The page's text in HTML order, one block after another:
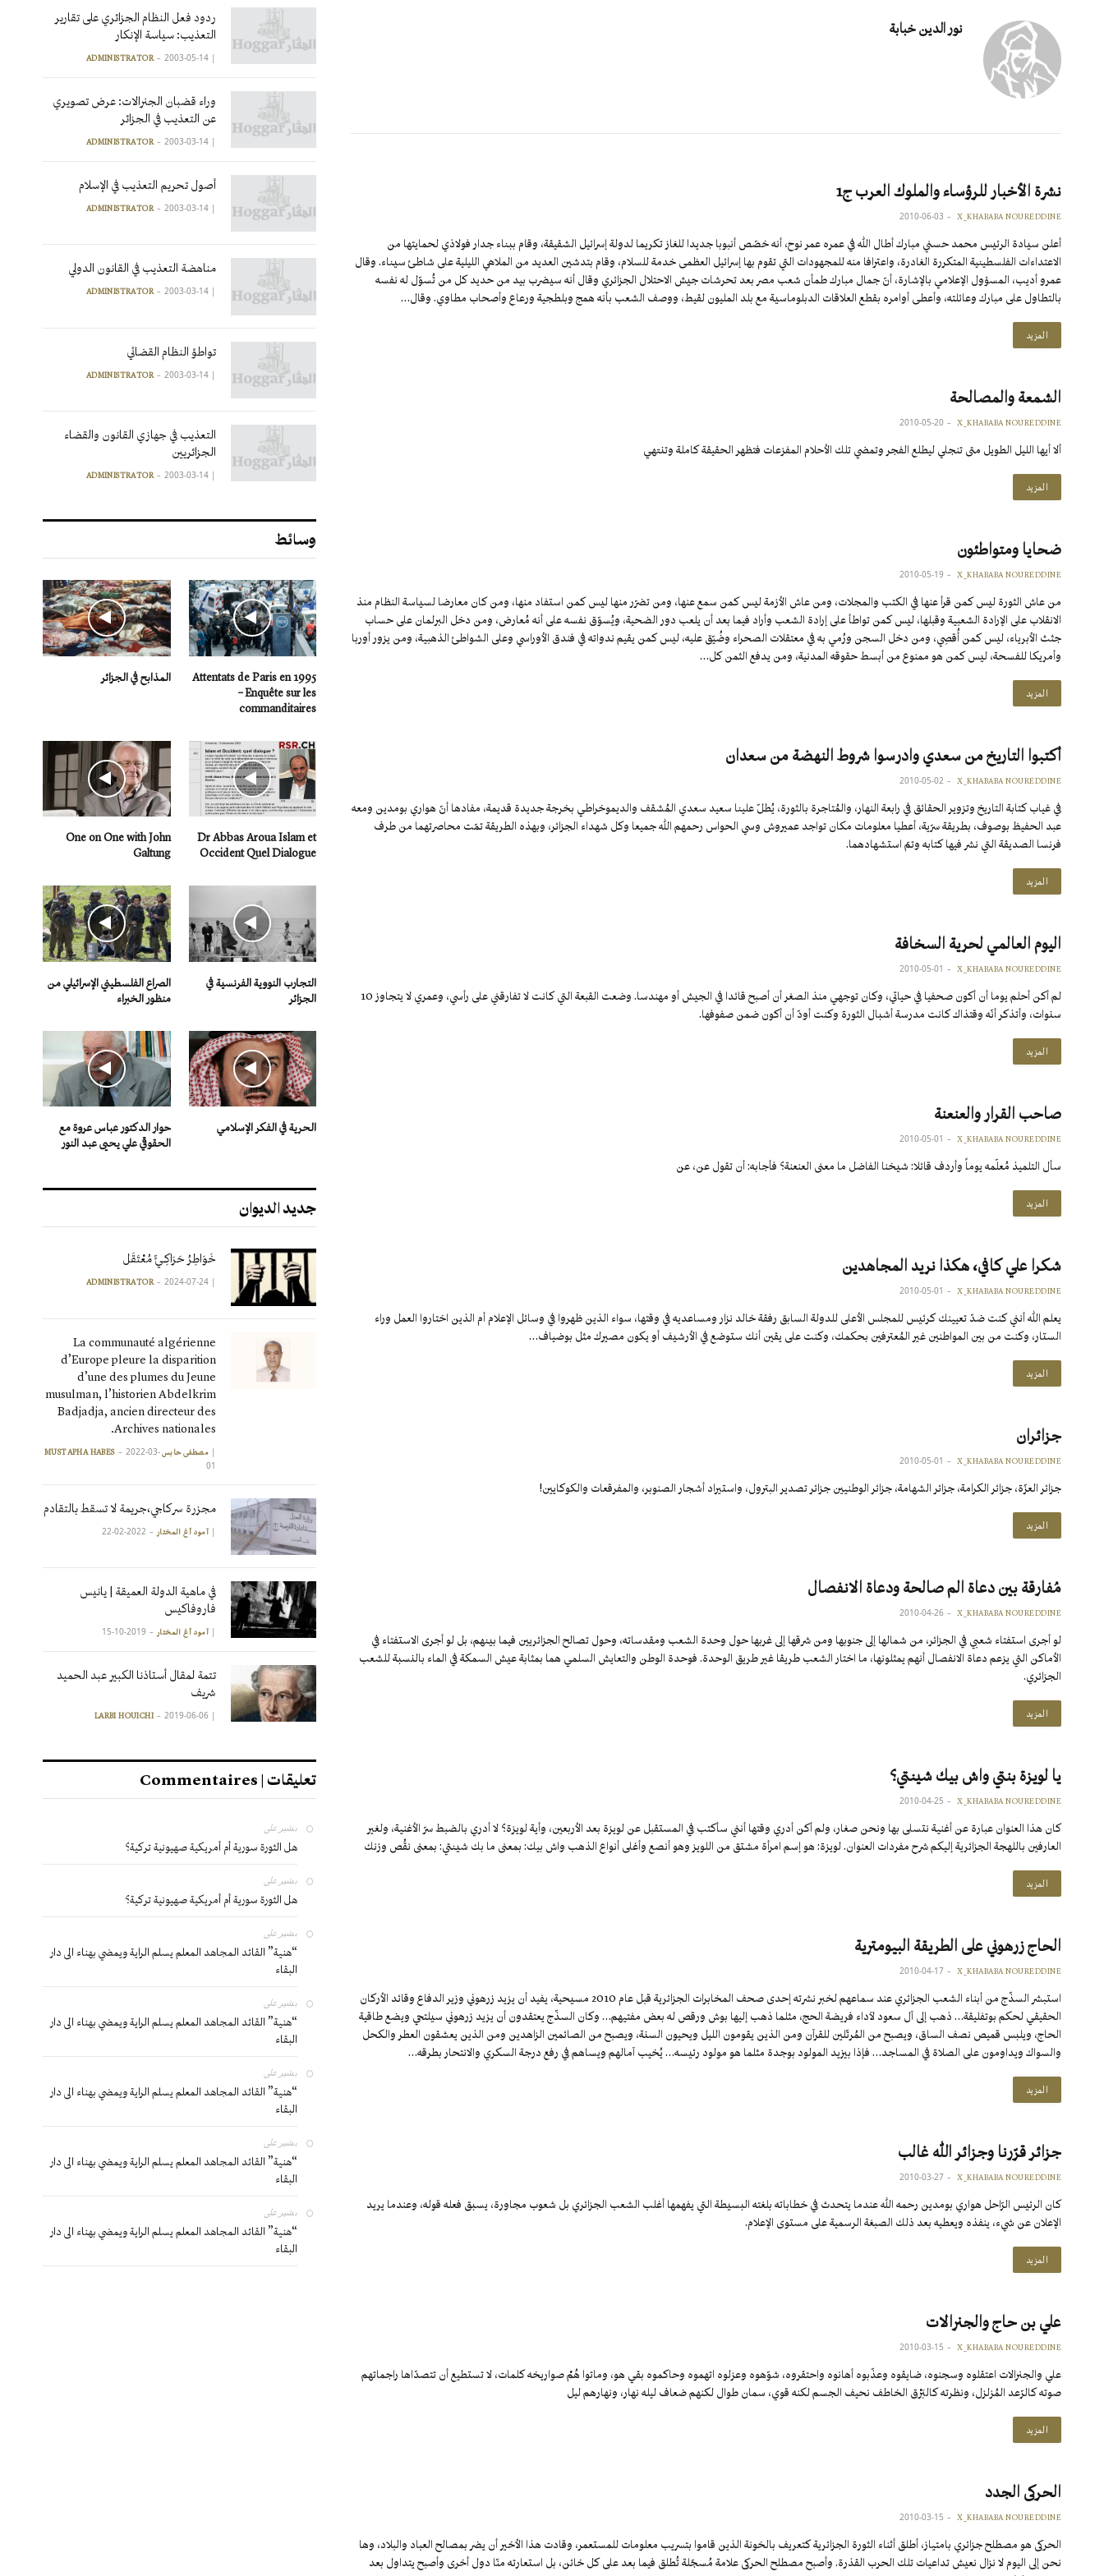
نور الدين خبابة
نشرة الأخبار للرؤساء والملوك العرب ج1
X_KHABABA NOUREDDINE
2010-06-03
أعلن سيادة الرئيس محمد حسني مبارك أطال الله في عمره عمر نوح، أنه خصّص أنبوبا جديدا للغاز تكريما لدولة إسرائيل الشقيقة، وقام ببناء جدار فولاذي لحمايتها من
الاعتداءات الفلسطينية المتكررة الغادرة، واعترافا منه للمجهودات التي تقوم بها إسرائيل العظمى خدمة للسلام، وقام بتدشين العديد من الملاهي الليلية على شاطئ سيناء. وقال
عمرو أديب، المسؤول الإعلامي بالإشارة، أنّ جمال مبارك طمأن شعب مصر بعد تحرشات جيش الاحتلال الجزائري وقال أنه سيضرب بيد من حديد كل من تُسوّل له نفسه
بالتطاول على مبارك وعائلته، وأعطى أوامره بقطع العلاقات الدبلوماسية مع بلد المليون لقيط، ووصف الشعب بأنه همج وبلطجية ورعاع وأصحاب مطاوي. وقال…
المزيد
الشمعة والمصالحة
X_KHABABA NOUREDDINE
2010-05-20
ألا أيها الليل الطويل متى تنجلي ليطلع الفجر وتمضي تلك الأحلام المفزعات فتظهر الحقيقة كاملة وتنتهي
المزيد
ضحايا ومتواطئون
X_KHABABA NOUREDDINE
2010-05-19
من عاش الثورة ليس كمن قرأ عنها في الكتب والمجلات، ومن عاش الأزمة ليس كمن سمع عنها، ومن تضرّر منها ليس كمن استفاد منها، ومن كان معارضا لسياسة النظام منذ
الانقلاب على الإرادة الشعبية وقبلها، ليس كمن تواطأ على إرادة الشعب وأراد فيما بعد أن يلعب دور الضحية، ويُسوّق نفسه على أنه مُعارض، ومن دخل البرلمان على حساب
جثث الأبرياء، ليس كمن أُقصِي، ومن دخل السجن ورُمي به في معتقلات الصحراء وضُيّق عليه، ليس كمن يقيم ندواته في فندق الأوراسي وعلى الشواطئ الذهبية، ومن يزور أوربا
وأمريكا للفسحة، ليس كمن هو ممنوع من أبسط حقوقه المدنية، ومن يدفع الثمن كل…
المزيد
أكتبوا التاريخ من سعدي وادرسوا شروط النهضة من سعدان
X_KHABABA NOUREDDINE
2010-05-02
في غياب كتابة التاريخ وتزوير الحقائق في رابعة النهار، والمُتاجرة بالثورة، يُطلّ علينا سعيد سعدي المُشقف والديموخراطي بخرجة جديدة قديمة، مفادها أنّ هواري بومدين ومعه
عبد الحفيظ بوصوف، بطريقة سرّية، أعطيا معلومات مكان تواجد عميروش وسي الحواس رحمهم الله جميعا وكل شهداء الجزائر، وبهذه الطريقة تمّت محاصرتهما من طرف
فرنسا الصديقة التي نشر فيها كتابه وتمّ استشهادهما.
المزيد
اليوم العالمي لحرية السخافة
X_KHABABA NOUREDDINE
2010-05-01
لم أكن أحلم يوما أن أكون صحفيا في حياتي، وكان توجهي منذ الصغر أن أصبح قائدا في الجيش أو مهندسا. وضعت القبعة التي كانت لا تفارقني على رأسي، وعمري لا يتجاوز 10
سنوات، وأتذكر أنّه وقتذاك كانت مدرسة أشبال الثورة وكنت أودّ أن أكون ضمن صفوفها.
المزيد
صاحب القرار والعنعنة
X_KHABABA NOUREDDINE
2010-05-01
سأل التلميذ مُعلّمه يوماً وأردف قائلا: شيخنا الفاضل ما معنى العنعنة؟ فأجابه: أن تقول عن، عن
المزيد
شكرا علي كافي، هكذا نريد المجاهدين
X_KHABABA NOUREDDINE
2010-05-01
يعلم الله أنني كنت ضدّ تعيينك كرئيس للمجلس الأعلى للدولة السابق رفقة خالد نزار ومساعديه في وقتها، سواء الذين ظهروا في وسائل الإعلام أم الذين اختاروا العمل وراء
الستار، وكنت من بين المواطنين غير المُعترفين بحكمك، وكنت على يقين أنك ستوضع في الأرشيف أو يكون مصيرك مثل بوضياف…
المزيد
جزائران
X_KHABABA NOUREDDINE
2010-05-01
جزائر العزّة، جزائر الكرامة، جزائر الشهامة، جزائر الوطنيين جزائر تصدير البترول، واستيراد أشجار الصنوبر، والمفرقعات والكوكايين!
المزيد
مُفارقة بين دعاة الم صالحة ودعاة الانفصال
X_KHABABA NOUREDDINE
2010-04-26
لو أجرى استفتاء شعبي في الجزائر، من شمالها إلى جنوبها ومن شرقها إلى غربها حول وحدة الشعب ومقدساته، وحول تصالح الجزائريين فيما بينهم، بل لو أجرى الاستفتاء في
الأماكن التي يزعم دعاة الانفصال أنهم يمثلونها، ما اختار الشعب طريقا غير طريق الوحدة. فوحدة الوطن والتعايش السلمي هما بمثابة عيش السمكة في الماء بالنسبة للشعب
الجزائري.
المزيد
يا لويزة بنتي واش بيك شينتي؟
X_KHABABA NOUREDDINE
2010-04-25
كان هذا العنوان عبارة عن أغنية نتسلى بها ونحن صغار، ولم أكن أدري وقتها أنني سأكتب في المستقبل عن لويزة بعد الأربعين، وأية لويزة؟ لا أدري بالضبط سرّ الأغنية، ولغير
العارفين باللهجة الجزائرية إليكم شرح مفردات العنوان. لويزة: هو إسم امرأة مشتق من اللويز وهو أنصع وأغلى أنواع الذهب واش بيك: بمعنى ما بك شينتي: بمعنى نقُص وزنك
المزيد
الحاج زرهوني على الطريقة البيومترية
X_KHABABA NOUREDDINE
2010-04-17
استبشر السذّج من أبناء الشعب الجزائري عند سماعهم لخبر نشرته إحدى صحف المخابرات الجزائرية قبل عام 2010 مسيحية، يفيد أن يزيد زرهوني وزير الدفاع وقائد الأركان
الحقيقي لحكم بوتفليقة… ذهب إلى آل سعود لآداء فريضة الحج، مثلما ذهب إليها بوش ورقص له بعض مفتيهم… وكان السذّج يعتقدون أن يزيد زرهوني سيلتحي ويضع طاقية
الحاج، ويلبس قميص نصف الساق، ويصبح من المُرتّلين للقرآن ومن الذين يقومون الليل ويحيون السنة، ويصبح من الصائمين الزاهدين ومن الذين يعشقون العطر والكحل
والسواك ويداومون على الصلاة في المساجد… فإذا بيزيد المولود بوجدة مثلما هو مولود رئيسه… يُخيب آمالهم ويساهم في رفع درجة السكري والانتحار بطرقه…
المزيد
جزائر قرّرنا وجزائر الله غالب
X_KHABABA NOUREDDINE
2010-03-27
كان الرئيس الرّاحل هواري بومدين رحمه الله عندما يتحدث في خطاباته بلغته البسيطة التي يفهمها أغلب الشعب الجزائري بل شعوب مجاورة، يسبق فعله قوله، وعندما يريد
الإعلان عن شيء، ينفذه ويعطيه بعد ذلك الصبغة الرسمية على مستوى الإعلام.
المزيد
علي بن حاج والجنرالات
X_KHABABA NOUREDDINE
2010-03-15
علي والجنرالات اعتقلوه وسجنوه، ضايقوه وعذّبوه أهانوه واحتقروه، شوّهوه وعزلوه اتهموه وحاكموه بقي هو، وماتوا هُمْ صواريخه كلمات، لا تستطيع أن تتصدّاها راجماتهم
صوته كالرّعد المُزلزل، ونظرته كالبَرْق الخاطف نحيف الجسم لكنه قوي، سمان طوال لكنهم ضعاف ليله نهار، ونهارهم ليل
المزيد
الحركى الجدد
X_KHABABA NOUREDDINE
2010-03-15
الحركى هو مصطلح جزائري بامتياز، أطلق أثناء الثورة الجزائرية كتعريف بالخونة الذين قاموا بتسريب معلومات للمستعمر، وقادت هذا الأخير أن يضر بمصالح العباد والبلاد، وها
نحن إلى اليوم لا نزال نعيش تداعيات تلك الحرب القذرة. وأصبح مصطلح الحركى علامة مُسجّلة تُطلق فيما بعد على كل خائن، بل استعارته منّا دول أخرى وأصبح يتداول بعد
ردود فعل النظام الجزائري على تقارير
التعذيب: سياسة الإنكار
|
ADMINISTRATOR 2003-05-14
وراء قضبان الجنرالات: عرض تصويري
عن التعذيب في الجزائر
|
ADMINISTRATOR 2003-03-14
أصول تحريم التعذيب في الإسلام
|
ADMINISTRATOR 2003-03-14
مناهضة التعذيب في القانون الدولي
|
ADMINISTRATOR 2003-03-14
تواطؤ النظام القضائي
|
ADMINISTRATOR 2003-03-14
التعذيب في جهازي القانون والقضاء
الجزائريين
|
ADMINISTRATOR 2003-03-14
وسائط
Attentats de Paris en 1995
– Enquête sur les
commanditaires
المذابح في الجزائر
Dr Abbas Aroua Islam et
Occident Quel Dialogue
One on One with John
Galtung
التجارب النووية الفرنسية في
الجزائر
الصراع الفلسطيني الإسرائيلي من
منظور الخبراء
الحرية في الفكر الإسلامي
حوار الدكتور عباس عروة مع
الحقوقي علي يحيى عبد النور
جديد الديوان
خَوَاطِرُ حَرَاكِـيٍّ مُعْتَقَل
|
ADMINISTRATOR 2024-07-24
La communauté algérienne
d’Europe pleure la disparition
d’une des plumes du Jeune
musulman, l’historien Abdelkrim
Badjadja, ancien directeur des
Archives nationales.
| مصطفى حابس MUSTAPHA HABES2022-03-
01
مجزرة سركاجي،جريمة لا تسقط بالتقادم
| آمود أغ المختار 2022-02-22
في ماهية الدولة العميقة | يانيس
فاروفاكيس
| آمود أغ المختار 2019-10-15
تتمة لمقال أستاذنا الكبير عبد الحميد
شريف
|
LARBI HOUICHI 2019-06-06
تعليقات | Commentaires
بشير على
هل الثورة سورية أم أمريكية صهيونية تركية؟
بشير على
هل الثورة سورية أم أمريكية صهيونية تركية؟
بشير على
“هنية” القائد المجاهد المعلم يسلم الراية ويمضي بهناء الى دار
البقاء
بشير على
“هنية” القائد المجاهد المعلم يسلم الراية ويمضي بهناء الى دار
البقاء
بشير على
“هنية” القائد المجاهد المعلم يسلم الراية ويمضي بهناء الى دار
البقاء
بشير على
“هنية” القائد المجاهد المعلم يسلم الراية ويمضي بهناء الى دار
البقاء
بشير على
“هنية” القائد المجاهد المعلم يسلم الراية ويمضي بهناء الى دار
البقاء